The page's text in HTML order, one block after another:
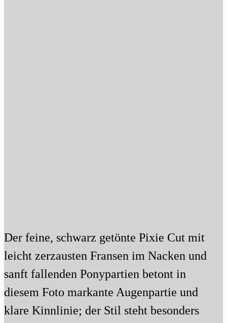
Der feine, schwarz getönte Pixie Cut mit
leicht zerzausten Fransen im Nacken und
sanft fallenden Ponypartien betont in
diesem Foto markante Augenpartie und
klare Kinnlinie; der Stil steht besonders